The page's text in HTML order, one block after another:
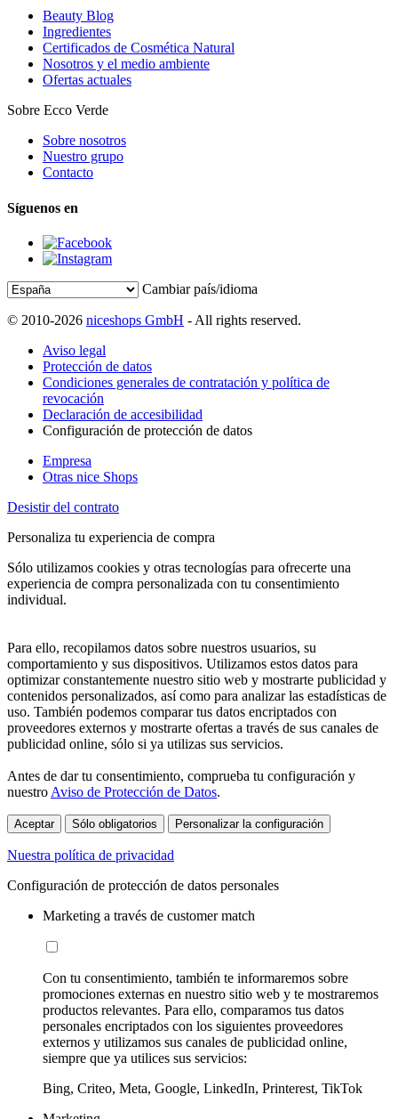
Beauty Blog
Ingredientes
Certificados de Cosmética Natural
Nosotros y el medio ambiente
Ofertas actuales
Sobre Ecco Verde
Sobre nosotros
Nuestro grupo
Contacto
Síguenos en
Cambiar país/idioma
© 2010-2026 niceshops GmbH - All rights reserved.
Aviso legal
Protección de datos
Condiciones generales de contratación y política de
revocación
Declaración de accesibilidad
Configuración de protección de datos
Empresa
Otras nice Shops
Desistir del contrato
Personaliza tu experiencia de compra
Sólo utilizamos cookies y otras tecnologías para ofrecerte una
experiencia de compra personalizada con tu consentimiento
individual.
Para ello, recopilamos datos sobre nuestros usuarios, su
comportamiento y sus dispositivos. Utilizamos estos datos para
optimizar constantemente nuestro sitio web y mostrarte publicidad y
contenidos personalizados, así como para analizar las estadísticas de
uso. También podemos comparar tus datos encriptados con
proveedores externos y mostrarte ofertas a través de sus canales de
publicidad online, sólo si ya utilizas sus servicios.
Antes de dar tu consentimiento, comprueba tu configuración y
nuestro Aviso de Protección de Datos.
Aceptar Sólo obligatorios Personalizar la configuración
Nuestra política de privacidad
Configuración de protección de datos personales
Marketing a través de customer match
Con tu consentimiento, también te informaremos sobre
promociones externas en nuestro sitio web y te mostraremos
productos relevantes. Para ello, comparamos tus datos
personales encriptados con los siguientes proveedores
externos y utilizamos sus canales de publicidad online,
siempre que ya utilices sus servicios:
Bing, Criteo, Meta, Google, LinkedIn, Printerest, TikTok